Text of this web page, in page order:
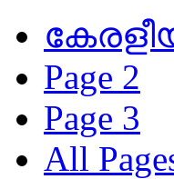
Page 2
Page 3
All